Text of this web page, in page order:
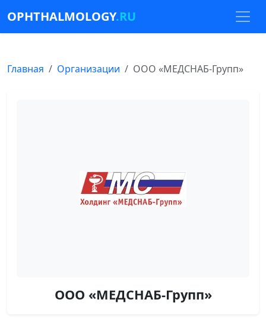
OPHTHALMOLOGY.RU
Главная Организации ООО «МЕДСНАБ-Групп»
ООО «МЕДСНАБ-Групп»